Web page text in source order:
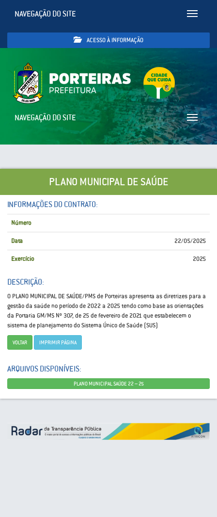
Toggle
NAVEGAÇÃO DO SITE
ACESSO À INFORMAÇÃO
Toggle
NAVEGAÇÃO DO SITE
PLANO MUNICIPAL DE SAÚDE
INFORMAÇÕES DO CONTRATO:
Número
Data 22/05/2025
Exercício 2025
DESCRIÇÃO:
O PLANO MUNICIPAL DE SAÚDE/PMS de Porteiras apresenta as diretrizes para a
gestão da saúde no período de 2022 a 2025 tendo como base as orientações
da Portaria GM/MS Nº 307, de 25 de fevereiro de 2021 que estabelecem o
sistema de planejamento do Sistema Único de Saúde (SUS)
VOLTAR IMPRIMIR PÁGINA
ARQUIVOS DISPONÍVEIS:
PLANO MUNICIPAL SAÚDE 22 – 25